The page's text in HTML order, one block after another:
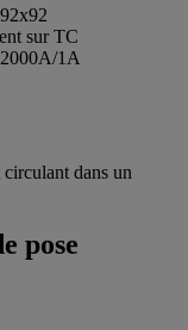
sur TC
1A
dans un
pose